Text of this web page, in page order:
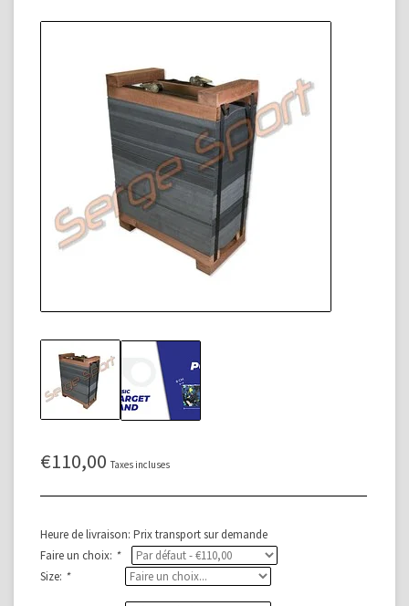
€110,00 Taxes incluses
Heure de livraison: Prix transport sur demande
Faire un choix: *
Size: *